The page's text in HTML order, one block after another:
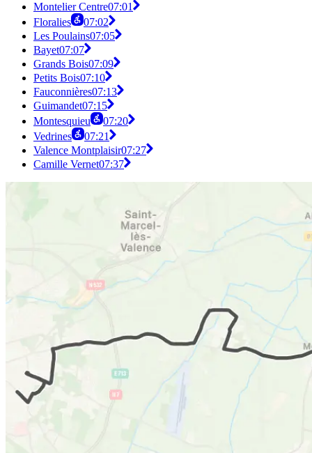
Montelier Centre07:01
Floralies
07:02
Les Poulains07:05
Bayet07:07
Grands Bois07:09
Petits Bois07:10
Fauconnières07:13
Guimandet07:15
Montesquieu
07:20
Vedrines
07:21
Valence Montplaisir07:27
Camille Vernet07:37